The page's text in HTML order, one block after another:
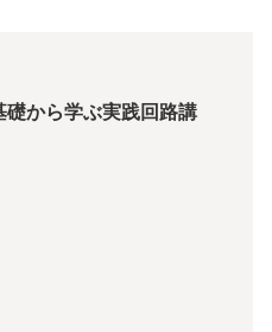
から学ぶ実践回路講